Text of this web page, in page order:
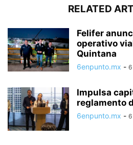
RELATED
Felifer
operativo
Quintana
6enpunto.mx -
Impulsa
reglamento
6enpunto.mx -